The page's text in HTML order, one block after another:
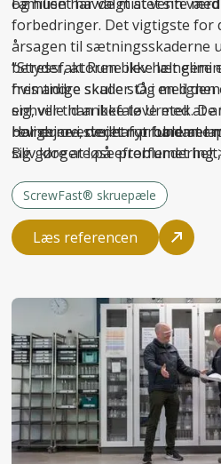
og huset havde mistet sin
Familien har valgt at vente
forbedringer. Det vigtigste for
årsagen til sætningsskaderne
betyder, at Rune ikke længere
fremtidige skader. Og med
sig, ville han ikke tøve med at
boligejere, der har problemer
“Stressfaktoren blev helt
hvis andre skulle stå i en
enhver tid anbefale Uretek.
revnerne i stedet for bare at
sig gøre at løse problemet
Har du overvejet nyt
Bliv klogere påefterfundering
ScrewFast® skruepæle
Læs referencen